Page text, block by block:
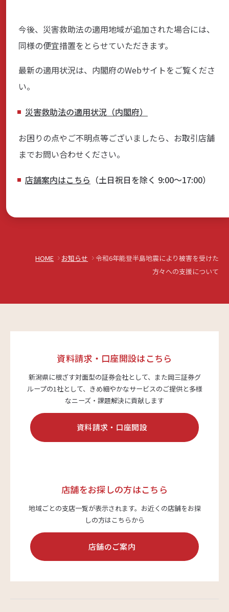
問い合わせフォーム
お電話でのお問い合わせ
今後、災害救助法の適用地域が追加された場合には、
同様の便宜措置をとらせていただきます。
最新の適用状況は、内閣府のWebサイトをご覧くださ
い。
災害救助法の適用状況（内閣府）
お困りの点やご不明点等ございましたら、お取引店舗
までお問い合わせください。
店舗案内はこちら （土日祝日を除く 9:00～17:00）
HOME お知らせ
令和6年能登半島地震により被害を受けた
方々への支援について
資料請求・口座開設はこちら
新潟県に根ざす対面型の証券会社として、また岡三証券グ
ループの1社として、 きめ細やかなサービスのご提供と多様
なニーズ・課題解決に貢献します
資料請求・口座開設
店舗をお探しの方はこちら
地域ごとの支店一覧が表示されます。 お近くの店舗をお探
しの方はこちらから
店舗のご案内